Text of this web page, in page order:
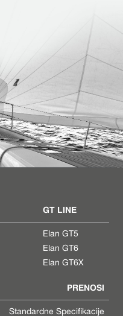
GT LINE
Elan GT5
Elan GT6
Elan GT6X
PRENOSI
Standardne Specifikacije